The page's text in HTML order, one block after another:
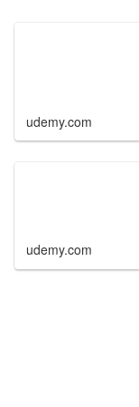
udemy.com
udemy.com